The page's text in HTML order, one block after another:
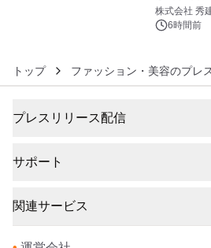
大興奮が
株式会社 秀
アートギャラ
6時間前
トップ ファッション・美容のプレ
プレスリリース配信
サポート
関連サービス